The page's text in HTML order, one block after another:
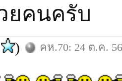
ยคนครับ
) คห.70: 24 ต.ค. 56